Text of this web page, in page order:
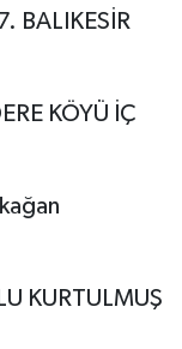
BALIKESİR
KÖYÜ İÇ
KURTULMUŞ